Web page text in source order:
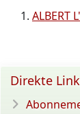
ALBERT
Direkte